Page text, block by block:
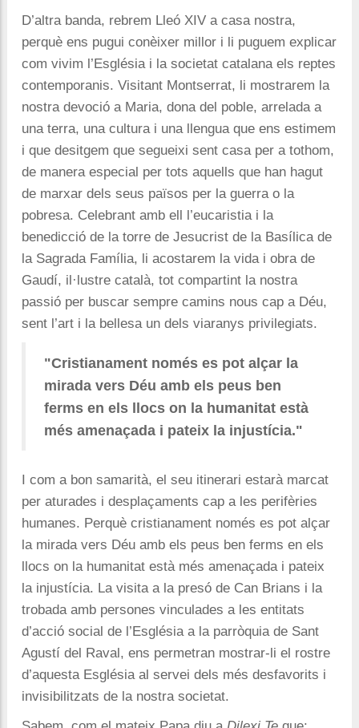
D’altra banda, rebrem Lleó XIV a casa nostra,
perquè ens pugui conèixer millor i li puguem explicar
com vivim l’Església i la societat catalana els reptes
contemporanis. Visitant Montserrat, li mostrarem la
nostra devoció a Maria, dona del poble, arrelada a
una terra, una cultura i una llengua que ens estimem
i que desitgem que segueixi sent casa per a tothom,
de manera especial per tots aquells que han hagut
de marxar dels seus països per la guerra o la
pobresa. Celebrant amb ell l’eucaristia i la
benedicció de la torre de Jesucrist de la Basílica de
la Sagrada Família, li acostarem la vida i obra de
Gaudí, il·lustre català, tot compartint la nostra
passió per buscar sempre camins nous cap a Déu,
sent l’art i la bellesa un dels viaranys privilegiats.
"Cristianament només es pot alçar la
mirada vers Déu amb els peus ben
ferms en els llocs on la humanitat està
més amenaçada i pateix la injustícia."
I com a bon samarità, el seu itinerari estarà marcat
per aturades i desplaçaments cap a les perifèries
humanes. Perquè cristianament només es pot alçar
la mirada vers Déu amb els peus ben ferms en els
llocs on la humanitat està més amenaçada i pateix
la injustícia. La visita a la presó de Can Brians i la
trobada amb persones vinculades a les entitats
d’acció social de l’Església a la parròquia de Sant
Agustí del Raval, ens permetran mostrar-li el rostre
d’aquesta Església al servei dels més desfavorits i
invisibilitzats de la nostra societat.